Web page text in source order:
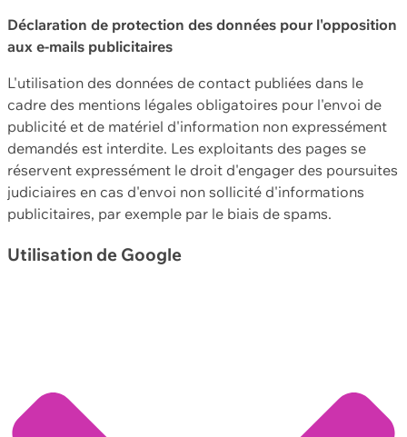
Déclaration de protection des données pour l'opposition
aux e-mails publicitaires
L'utilisation des données de contact publiées dans le
cadre des mentions légales obligatoires pour l'envoi de
publicité et de matériel d'information non expressément
demandés est interdite. Les exploitants des pages se
réservent expressément le droit d'engager des poursuites
judiciaires en cas d'envoi non sollicité d'informations
publicitaires, par exemple par le biais de spams.
Utilisation de Google